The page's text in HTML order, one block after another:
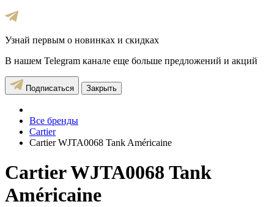
Узнай первым о новинках и скидках
В нашем Telegram канале еще больше предложений и акций
Подписаться Закрыть
Все бренды
Cartier
Cartier WJTA0068 Tank Américaine
Cartier WJTA0068 Tank
Américaine